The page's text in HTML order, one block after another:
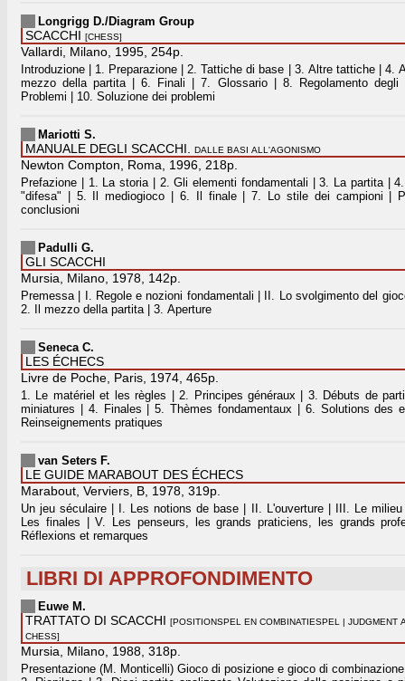
Longrigg D./Diagram Group
SCACCHI [CHESS]
Vallardi, Milano, 1995, 254p.
Introduzione | 1. Preparazione | 2. Tattiche di base | 3. Altre tattiche | 4.
mezzo della partita | 6. Finali | 7. Glossario | 8. Regolamento
Problemi | 10. Soluzione dei problemi
Mariotti S.
MANUALE DEGLI SCACCHI. DALLE BASI ALL'AGONISMO
Newton Compton, Roma, 1996, 218p.
Prefazione | 1. La storia | 2. Gli elementi fondamentali | 3. La partita |
"difesa" | 5. Il mediogioco | 6. Il finale | 7. Lo stile dei campioni |
conclusioni
Padulli G.
GLI SCACCHI
Mursia, Milano, 1978, 142p.
Premessa | I. Regole e nozioni fondamentali | II. Lo svolgimento del
2. Il mezzo della partita | 3. Aperture
Seneca C.
LES ÉCHECS
Livre de Poche, Paris, 1974, 465p.
1. Le matériel et les règles | 2. Principes généraux | 3. Débuts de
miniatures | 4. Finales | 5. Thèmes fondamentaux | 6. Solutions des
Reinseignements pratiques
van Seters F.
LE GUIDE MARABOUT DES ÉCHECS
Marabout, Verviers, B, 1978, 319p.
Un jeu séculaire | I. Les notions de base | II. L'ouverture | III. Le
Les finales | V. Les penseurs, les grands praticiens, les grands
Réflexions et remarques
LIBRI DI APPROFONDIMENTO
Euwe M.
TRATTATO DI SCACCHI [POSITIONSPEL EN COMBINATIESPEL | JUDGMENT
CHESS]
Mursia, Milano, 1988, 318p.
Presentazione (M. Monticelli) Gioco di posizione e gioco di